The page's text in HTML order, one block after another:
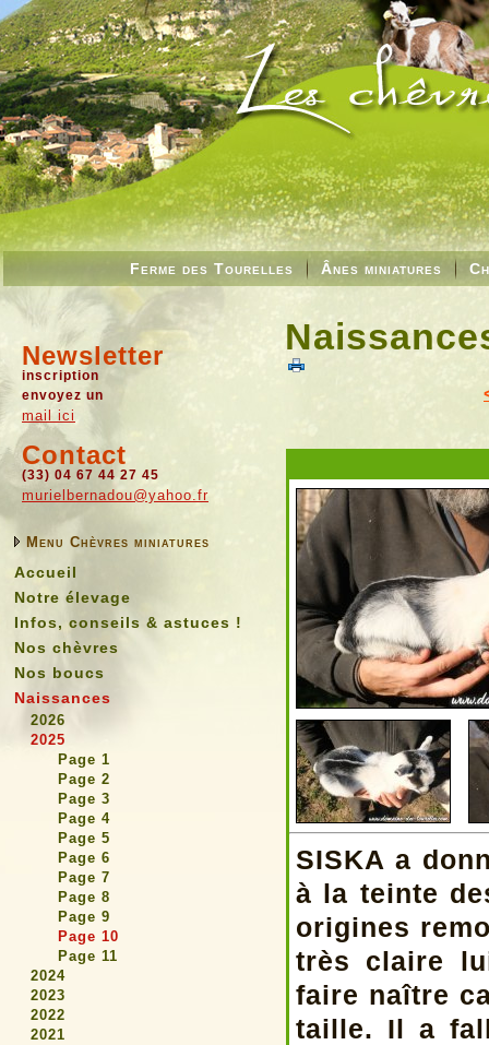
Ferme des Tourelles Ânes miniatures
Newsletter
inscription
envoyez un
mail ici
Contact
(33) 04 67 44 27 45
murielbernadou@yahoo.fr
Menu Chèvres miniatures
Accueil
Notre élevage
Infos, conseils & astuces !
Nos chèvres
Nos boucs
Naissances
2026
2025
Page 1
Page 2
Page 3
Page 4
Page 5
Page 6
Page 7
Page 8
Page 9
Page 10
Page 11
2024
2023
2022
2021
SISKA a
à la teinte
origines
très claire
faire naître
taille. Il a